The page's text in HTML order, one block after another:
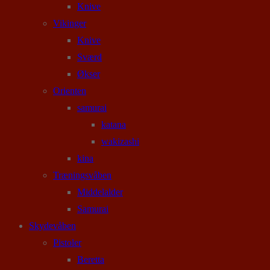
Knive
Vikinger
Knive
Sværd
Økser
Orienten
samurai
katana
wakizashi
kina
Træningsvåben
Middelalder
Samurai
Skydevåben
Pistoler
Beretta